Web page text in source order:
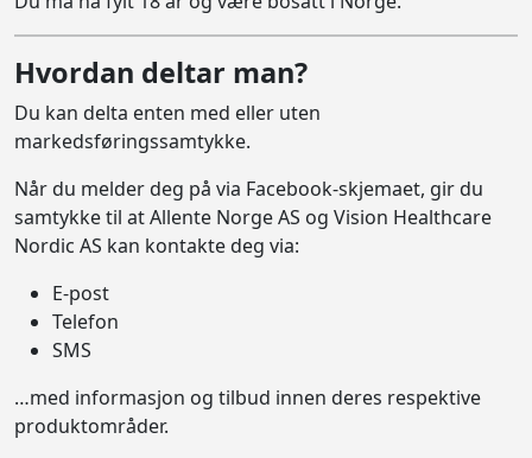
Hvordan deltar man?
Du kan delta enten med eller uten
markedsføringssamtykke.
Når du melder deg på via Facebook-skjemaet, gir du
samtykke til at Allente Norge AS og Vision Healthcare
Nordic AS kan kontakte deg via:
E-post
Telefon
SMS
…med informasjon og tilbud innen deres respektive
produktområder.